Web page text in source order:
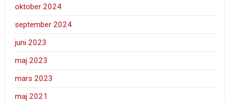
oktober 2024
september 2024
juni 2023
maj 2023
mars 2023
maj 2021